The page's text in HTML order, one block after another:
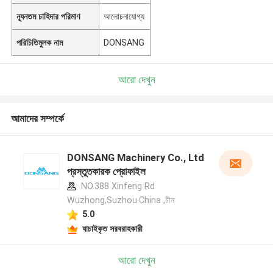
ন্যূনতম চাহিদার পরিমাণ আলোচনাযোগ্য
পরিচিতিমুলক নাম DONSANG
আরো দেখুন
আমাদের সম্পর্কে
DONSANG Machinery Co., Ltd
প্রস্তুতকারক প্রোফাইল
NO.388 Xinfeng Rd
Wuzhong,Suzhou.China ,চীন
5.0
যাচাইকৃত সরবরাহকারী
আরো দেখুন